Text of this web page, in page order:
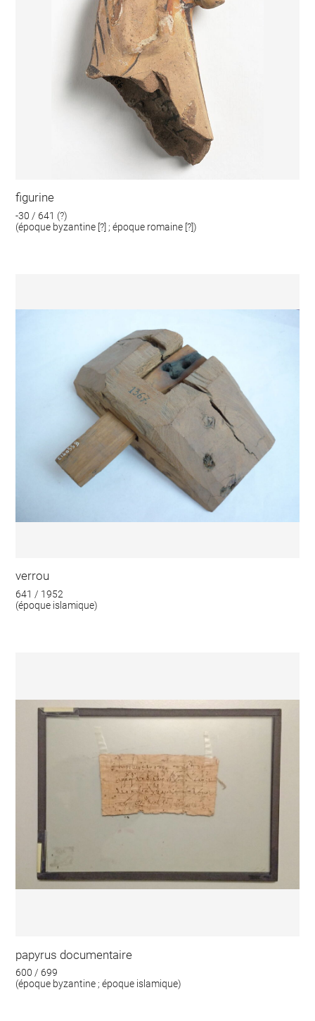
figurine
-30 / 641 (?)
(époque byzantine [?] ; époque romaine [?])
verrou
641 / 1952
(époque islamique)
papyrus documentaire
600 / 699
(époque byzantine ; époque islamique)